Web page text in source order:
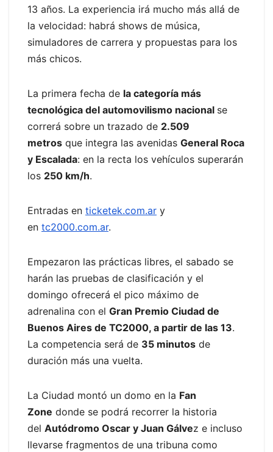
13 años. La experiencia irá mucho más allá de
la velocidad: habrá shows de música,
simuladores de carrera y propuestas para los
más chicos.
La primera fecha de la categoría más
tecnológica del automovilismo nacional se
correrá sobre un trazado de 2.509
metros que integra las avenidas General Roca
y Escalada: en la recta los vehículos superarán
los 250 km/h.
Entradas en ticketek.com.ar y
en tc2000.com.ar.
Empezaron las prácticas libres, el sabado se
harán las pruebas de clasificación y el
domingo ofrecerá el pico máximo de
adrenalina con el Gran Premio Ciudad de
Buenos Aires de TC2000, a partir de las 13.
La competencia será de 35 minutos de
duración más una vuelta.
La Ciudad montó un domo en la Fan
Zone donde se podrá recorrer la historia
del Autódromo Oscar y Juan Gálvez e incluso
llevarse fragmentos de una tribuna como